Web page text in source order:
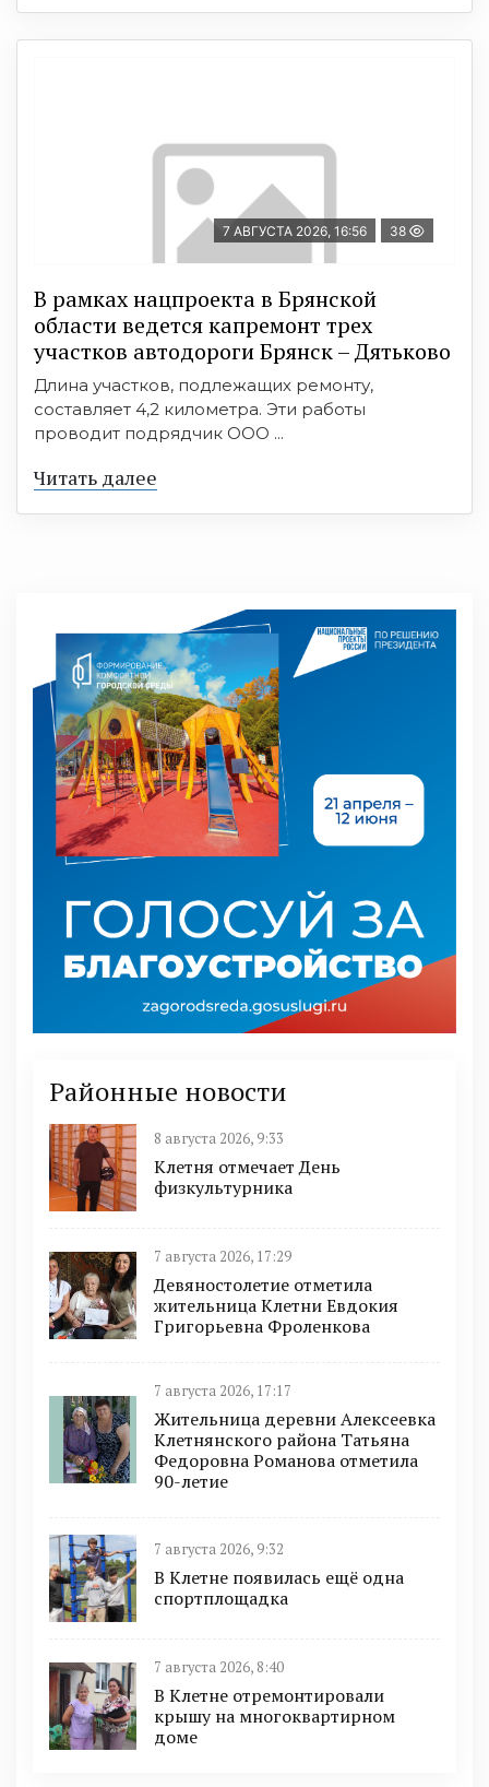
7 АВГУСТА 2026, 16:56 38
В рамках нацпроекта в Брянской
области ведется капремонт трех
участков автодороги Брянск – Дятьково
Длина участков, подлежащих ремонту,
составляет 4,2 километра. Эти работы
проводит подрядчик ООО ...
Читать далее
Районные новости
8 августа 2026, 9:33
Клетня отмечает День
физкультурника
7 августа 2026, 17:29
Девяностолетие отметила
жительница Клетни Евдокия
Григорьевна Фроленкова
7 августа 2026, 17:17
Жительница деревни Алексеевка
Клетнянского района Татьяна
Федоровна Романова отметила
90-летие
7 августа 2026, 9:32
В Клетне появилась ещё одна
спортплощадка
7 августа 2026, 8:40
В Клетне отремонтировали
крышу на многоквартирном
доме